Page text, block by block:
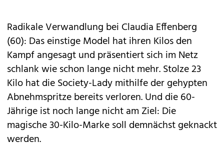
Radikale Verwandlung bei Claudia Effenberg
(60): Das einstige Model hat ihren Kilos den
Kampf angesagt und präsentiert sich im Netz
schlank wie schon lange nicht mehr. Stolze 23
Kilo hat die Society-Lady mithilfe der gehypten
Abnehmspritze bereits verloren. Und die 60-
Jährige ist noch lange nicht am Ziel: Die
magische 30-Kilo-Marke soll demnächst geknackt
werden.